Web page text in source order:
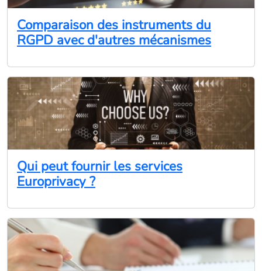
Comparaison des instruments du
RGPD avec d'autres mécanismes
Qui peut fournir les services
Europrivacy ?